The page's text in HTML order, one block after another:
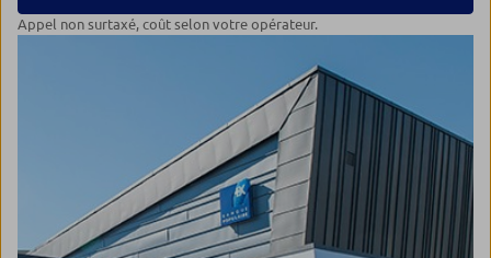
Appel non surtaxé, coût selon votre opérateur.